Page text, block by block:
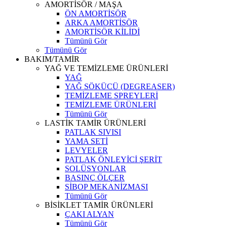
AMORTİSÖR / MAŞA
ÖN AMORTİSÖR
ARKA AMORTİSÖR
AMORTİSÖR KİLİDİ
Tümünü Gör
Tümünü Gör
BAKIM/TAMİR
YAĞ VE TEMİZLEME ÜRÜNLERİ
YAĞ
YAĞ SÖKÜCÜ (DEGREASER)
TEMİZLEME SPREYLERİ
TEMİZLEME ÜRÜNLERİ
Tümünü Gör
LASTİK TAMİR ÜRÜNLERİ
PATLAK SIVISI
YAMA SETİ
LEVYELER
PATLAK ÖNLEYİCİ ŞERİT
SOLÜSYONLAR
BASINÇ ÖLÇER
SİBOP MEKANİZMASI
Tümünü Gör
BİSİKLET TAMİR ÜRÜNLERİ
ÇAKI ALYAN
Tümünü Gör